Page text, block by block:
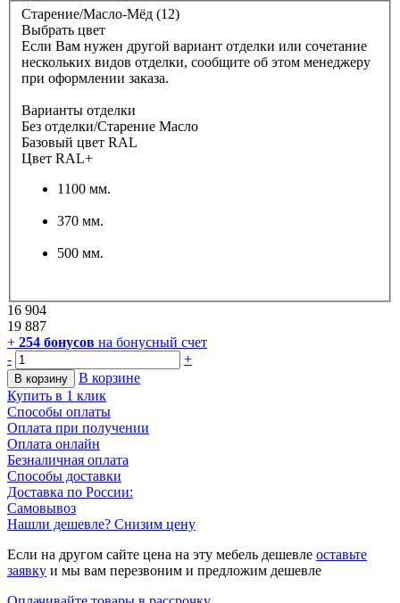
Старение/Масло-Мёд (12)
Выбрать цвет
Если Вам нужен другой вариант отделки или сочетание
нескольких видов отделки, сообщите об этом менеджеру
при оформлении заказа.
Варианты отделки
Без отделки/Старение Масло
Базовый цвет RAL
Цвет RAL+
1100 мм.
370 мм.
500 мм.
16 904
19 887
+ 254 бонусов на бонусный счет
-
+
В корзину
В корзине
Купить в 1 клик
Способы оплаты
Оплата при получении
Оплата онлайн
Безналичная оплата
Способы доставки
Доставка по России:
Самовывоз
Нашли дешевле? Снизим цену
Если на другом сайте цена на эту мебель дешевле оставьте
заявку и мы вам перезвоним и предложим дешевле